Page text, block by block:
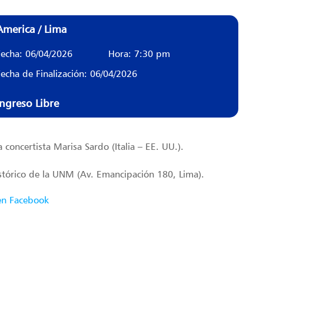
/ Lima
06/04/2026
Hora: 7:30 pm
de Finalización: 06/04/2026
Libre
concertista Marisa Sardo (Italia – EE. UU.).
de la UNM (Av. Emancipación 180, Lima).
Facebook